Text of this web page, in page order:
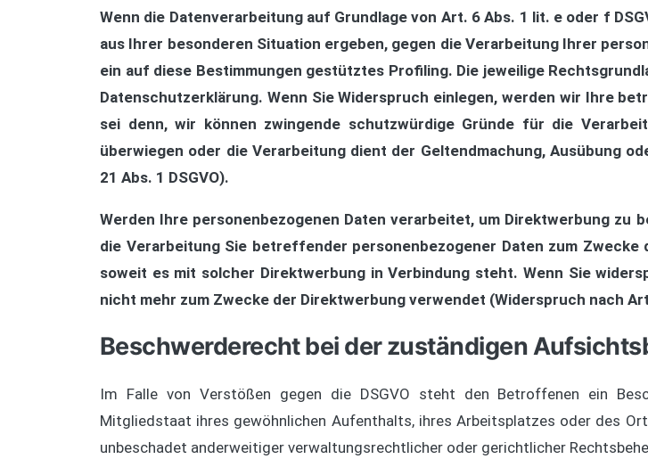
Wenn die Datenverarbeitung auf Grundlage von Art. 6 Abs. 1 lit. e oder f
aus Ihrer besonderen Situation ergeben, gegen die Verarbeitung Ihrer
ein auf diese Bestimmungen gestütztes Profiling. Die jeweilige
Datenschutzerklärung. Wenn Sie Widerspruch einlegen, werden wir Ihre
sei denn, wir können zwingende schutzwürdige Gründe für die
überwiegen oder die Verarbeitung dient der Geltendmachung, Ausübung
21 Abs. 1 DSGVO).
Werden Ihre personenbezogenen Daten verarbeitet, um Direktwerbung zu
die Verarbeitung Sie betreffender personenbezogener Daten zum
soweit es mit solcher Direktwerbung in Verbindung steht. Wenn Sie
nicht mehr zum Zwecke der Direktwerbung verwendet (Widerspruch nach
Beschwerderecht bei der zuständigen
Im Falle von Verstößen gegen die DSGVO steht den Betroffenen ein
Mitgliedstaat ihres gewöhnlichen Aufenthalts, ihres Arbeitsplatzes oder des
unbeschadet anderweitiger verwaltungsrechtlicher oder gerichtlicher